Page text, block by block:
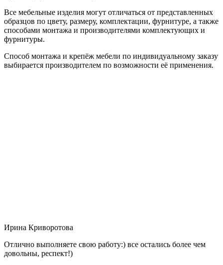
Все мебельные изделия могут отличаться от представленных
образцов по цвету, размеру, комплектации, фурнитуре, а также
способами монтажа и производителями комплектующих и
фурнитуры.
Способ монтажа и крепёж мебели по индивидуальному заказу
выбирается производителем по возможности её применения.
Ирина Криворотова
Отлично выполняете свою работу:) все остались более чем
довольны, респект!)